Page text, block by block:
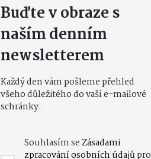
Buďte v obraze s
naším denním
newsletterem
Každý den vám pošleme přehled
všeho důležitého do vaší e-mailové
schránky.
Souhlasím seZásadami
zpracování osobních údajůpro